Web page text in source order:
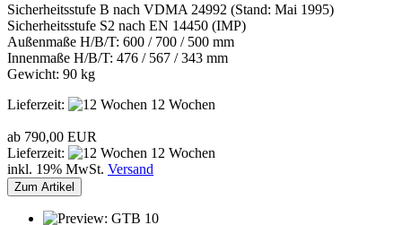
Sicherheitsstufe B nach VDMA 24992 (Stand: Mai 1995)
Sicherheitsstufe S2 nach EN 14450 (IMP)
Außenmaße H/B/T: 600 / 700 / 500 mm
Innenmaße H/B/T: 476 / 567 / 343 mm
Gewicht: 90 kg
Lieferzeit:
12 Wochen
ab 790,00 EUR
Lieferzeit:
12 Wochen
inkl. 19% MwSt. Versand
Zum Artikel